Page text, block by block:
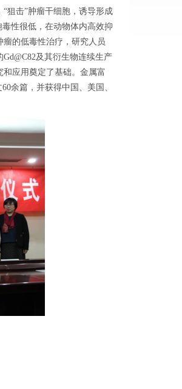
狙击”肿瘤干细胞，诱导形成
性很低，在动物体内高效抑
的低毒性治疗，研究人员
及其衍生物连续生产
应用奠定了基础。金属富
余篇，并获得中国、美国、